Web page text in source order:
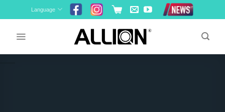
to
Language